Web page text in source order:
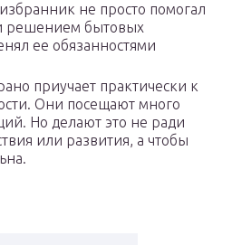
не просто помогал
решением бытовых
ее обязанностями
приучает практически к
Они посещают много
Но делают это не ради
или развития, а чтобы